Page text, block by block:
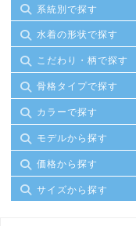
系統別で探す
水着の形状で探す
こだわり・柄で探す
骨格タイプで探す
カラーで探す
モデルから探す
価格から探す
サイズから探す